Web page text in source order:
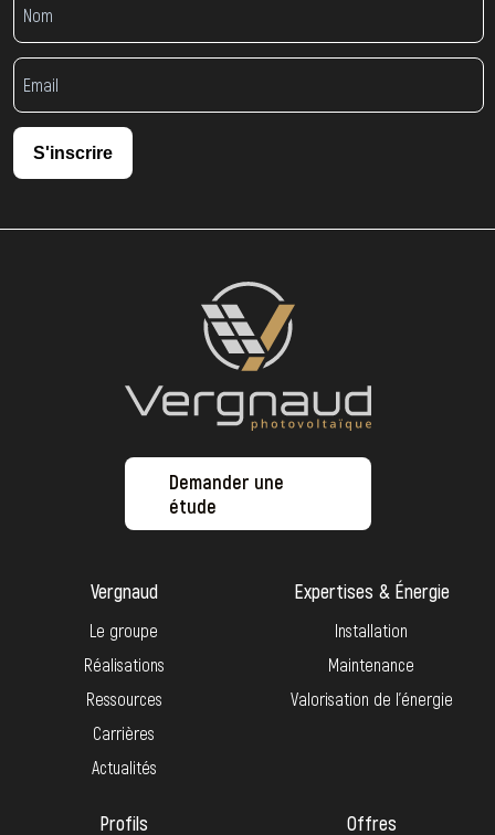
S'inscrire
Demander une
étude
Vergnaud
Le groupe
Réalisations
Ressources
Carrières
Actualités
Expertises & Énergie
Installation
Maintenance
Valorisation de l’énergie
Profils Offres